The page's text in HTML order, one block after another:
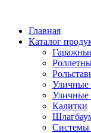
Главная
Каталог
Уличные
Уличные
Калитки
Системы